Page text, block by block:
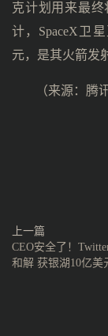
克计划用来最
计，SpaceX卫
元，是其火箭发
（来源：腾
上一篇
CEO安全了！
和解 获银湖10亿美